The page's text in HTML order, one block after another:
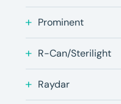
Prominent
R-Can/Sterilight
Raydar